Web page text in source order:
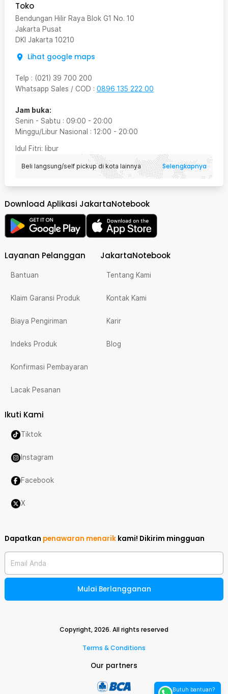
Toko
Bendungan Hilir Raya Blok G1 No. 10
Jakarta Pusat
DKI Jakarta 10210
Lihat google maps
Telp : (021) 39 700 200
Whatsapp Sales / COD : 0896 135 222 00
Jam buka:
Senin - Sabtu : 09:00 - 20:00
Minggu/Libur Nasional : 12:00 - 20:00
Idul Fitri: libur
Beli langsung/self pickup di kota lainnya Selengkapnya
Download Aplikasi JakartaNotebook
Layanan Pelanggan
Bantuan
Klaim Garansi Produk
Biaya Pengiriman
Indeks Produk
Konfirmasi Pembayaran
Lacak Pesanan
JakartaNotebook
Tentang Kami
Kontak Kami
Karir
Blog
Ikuti Kami
Tiktok
Instagram
Facebook
X
Dapatkan penawaran menarik kami! Dikirim mingguan
Email Anda
Mulai Berlangganan
Copyright,2026. All rights reserved
Terms & Conditions
Our partners
Butuh bantuan?